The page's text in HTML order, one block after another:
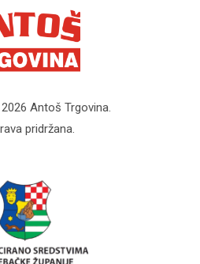
Antoš Trgovina.
pridržana.